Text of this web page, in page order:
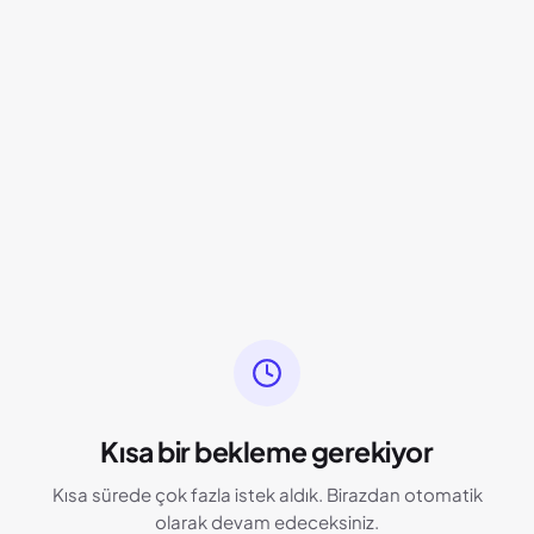
Kısa bir bekleme gerekiyor
Kısa sürede çok fazla istek aldık. Birazdan otomatik
olarak devam edeceksiniz.